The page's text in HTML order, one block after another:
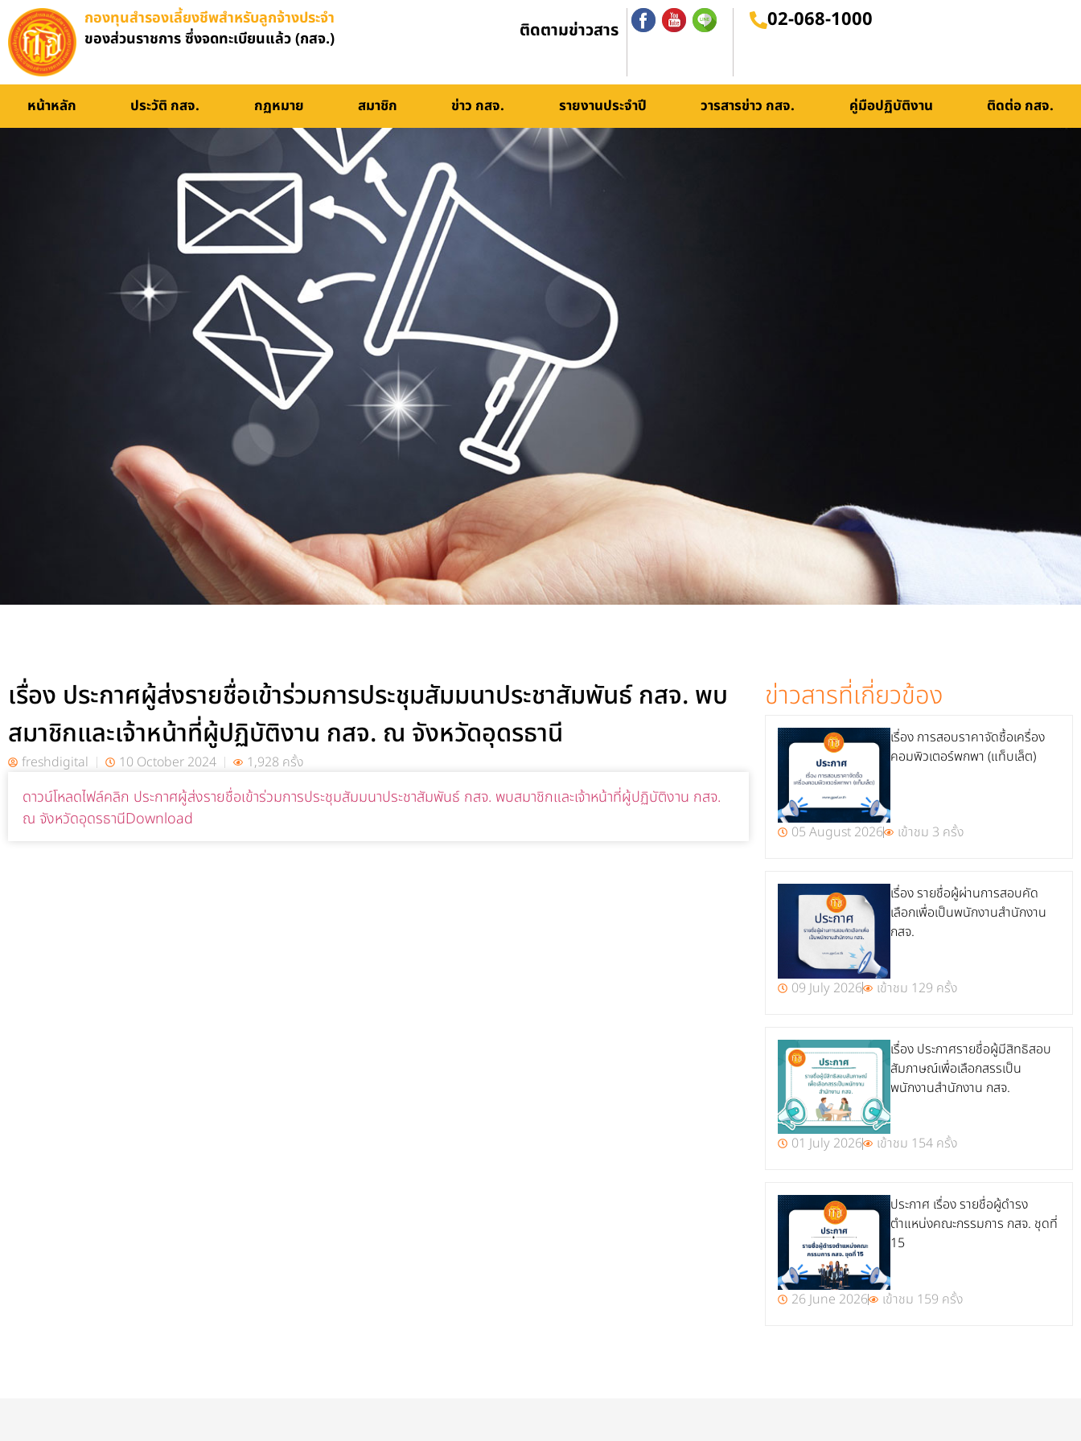
กองทุนสำรองเลี้ยงชีพสำหรับลูกจ้างประจำ
ของส่วนราชการ ซึ่งจดทะเบียนแล้ว (กสจ.)
ติดตามข่าวสาร 02-068-1000
หน้าหลัก ประวัติ กสจ. กฏหมาย สมาชิก ข่าว กสจ. รายงานประจำปี วารสารข่าว กสจ. คู่มือปฏิบัติงาน ติดต่อ กสจ.
เรื่อง ประกาศผู้ส่งรายชื่อเข้าร่วมการประชุมสัมมนาประชาสัมพันธ์ กสจ. พบ
สมาชิกและเจ้าหน้าที่ผู้ปฏิบัติงาน กสจ. ณ จังหวัดอุดรธานี
freshdigital 10 October 2024 1,928 ครั้ง
ดาวน์โหลดไฟล์คลิก ประกาศผู้ส่งรายชื่อเข้าร่วมการประชุมสัมมนาประชาสัมพันธ์ กสจ. พบสมาชิกและเจ้าหน้าที่ผู้ปฏิบัติงาน กสจ.
ณ จังหวัดอุดรธานีDownload
ข่าวสารที่เกี่ยวข้อง
เรื่อง การสอบราคาจัดซื้อเครื่อง
คอมพิวเตอร์พกพา (แท็บเล็ต)
05 August 2026 เข้าชม 3 ครั้ง
เรื่อง รายชื่อผู้ผ่านการสอบคัด
เลือกเพื่อเป็นพนักงานสำนักงาน
กสจ.
09 July 2026 เข้าชม 129 ครั้ง
เรื่อง ประกาศรายชื่อผู้มีสิทธิสอบ
สัมภาษณ์เพื่อเลือกสรรเป็น
พนักงานสำนักงาน กสจ.
01 July 2026 เข้าชม 154 ครั้ง
ประกาศ เรื่อง รายชื่อผู้ดำรง
ตำแหน่งคณะกรรมการ กสจ. ชุดที่
15
26 June 2026 เข้าชม 159 ครั้ง